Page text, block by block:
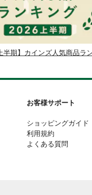
半期】カインズ人気商品ラ
お客様サポート
ショッピングガイド
利用規約
よくある質問